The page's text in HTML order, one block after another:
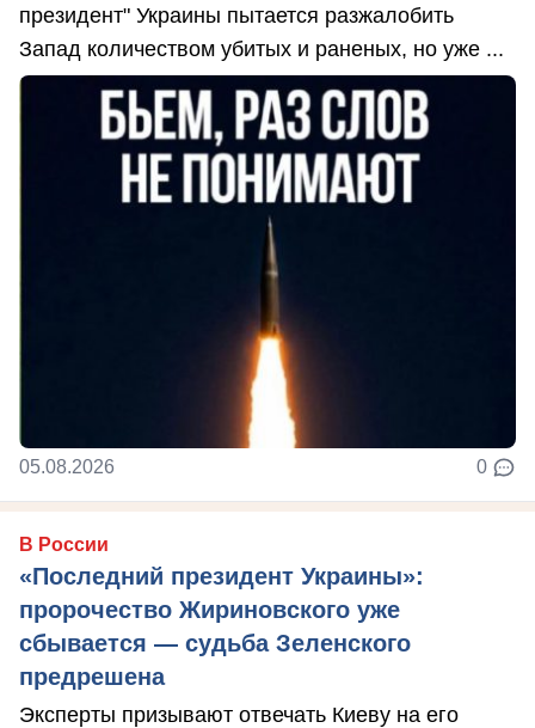
президент" Украины пытается разжалобить
Запад количеством убитых и раненых, но уже ...
05.08.2026 0
В России
«Последний президент Украины»:
пророчество Жириновского уже
сбывается — судьба Зеленского
предрешена
Эксперты призывают отвечать Киеву на его